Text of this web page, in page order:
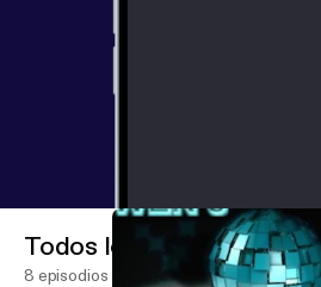
Todos los episodios
8 episodios